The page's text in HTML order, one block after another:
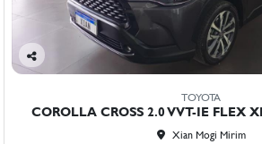
Co
arti
lhe
TOYOTA
COROLLA CROSS 2.0 VVT-IE FLEX
Xian Mogi Mirim